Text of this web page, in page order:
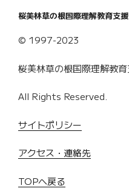
桜美林草の根国際理解教育支
© 1997-2023
桜美林草の根国際理解教
All Rights Reserved.
サイトポリシー
アクセス・連絡先
TOPへ戻る